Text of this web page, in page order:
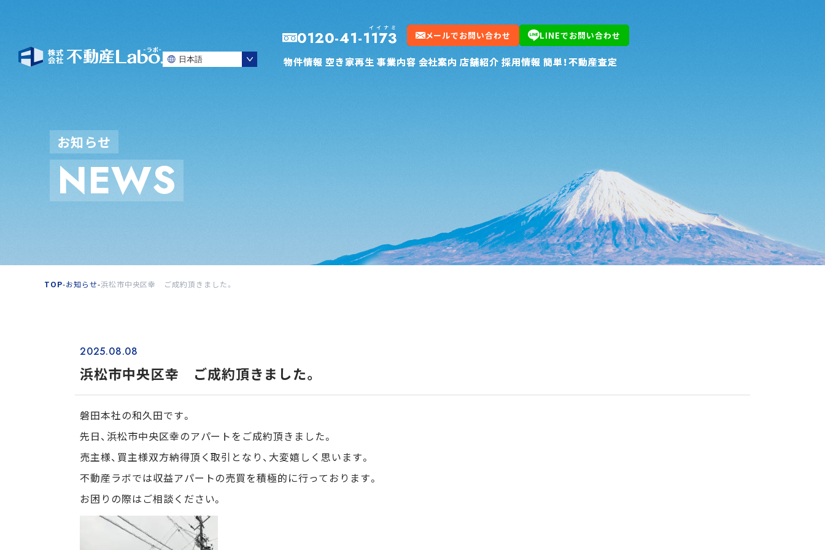
イイナミ
0120-41-1173 メールでお問い合わせ LINEでお問い合わせ
物件情報 空き家再生 事業内容 会社案内 店舗紹介 採用情報 簡単！不動産査定
イイナミ
0120-41-1173 メールでお問い合わせ LINEでお問い合わせ
物件情報 空き家再生 事業内容 会社案内 店舗紹介 採用情報 簡単！不動産査定
お知らせ
NEWS
TOP-お知らせ-浜松市中央区幸 ご成約頂きました。
2025.08.08
浜松市中央区幸 ご成約頂きました。
磐田本社の和久田です。
先日、浜松市中央区幸のアパートをご成約頂きました。
売主様、買主様双方納得頂く取引となり、大変嬉しく思います。
不動産ラボでは収益アパートの売買を積極的に行っております。
お困りの際はご相談ください。